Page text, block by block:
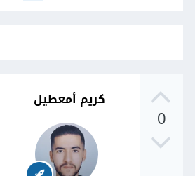
0
كريم أمعطيل